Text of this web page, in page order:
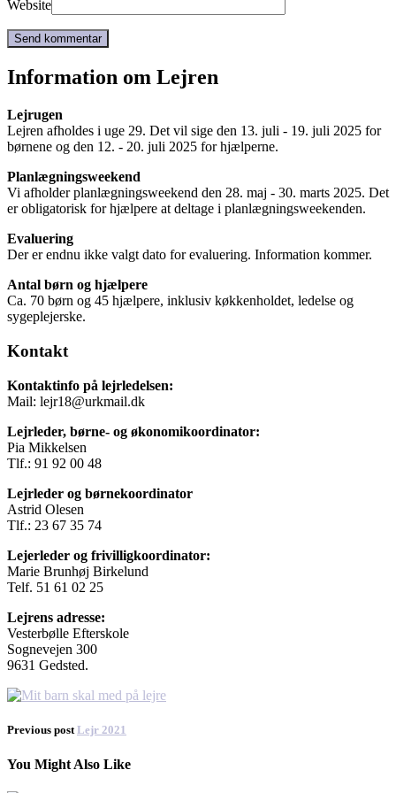
Website
Information om Lejren
Lejrugen
Lejren afholdes i uge 29. Det vil sige den 13. juli - 19. juli 2025 for
børnene og den 12. - 20. juli 2025 for hjælperne.
Planlægningsweekend
Vi afholder planlægningsweekend den 28. maj - 30. marts 2025. Det
er obligatorisk for hjælpere at deltage i planlægningsweekenden.
Evaluering
Der er endnu ikke valgt dato for evaluering. Information kommer.
Antal børn og hjælpere
Ca. 70 børn og 45 hjælpere, inklusiv køkkenholdet, ledelse og
sygeplejerske.
Kontakt
Kontaktinfo på lejrledelsen:
Mail: lejr18@urkmail.dk
Lejrleder, børne- og økonomikoordinator:
Pia Mikkelsen
Tlf.: 91 92 00 48
Lejrleder og børnekoordinator
Astrid Olesen
Tlf.: 23 67 35 74
Lejerleder og frivilligkoordinator:
Marie Brunhøj Birkelund
Telf. 51 61 02 25
Lejrens adresse:
Vesterbølle Efterskole
Sognevejen 300
9631 Gedsted.
Previous post Lejr 2021
You Might Also Like